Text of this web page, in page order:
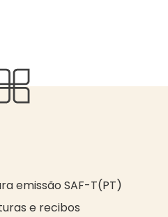
emissão SAF-T(PT)
e recibos